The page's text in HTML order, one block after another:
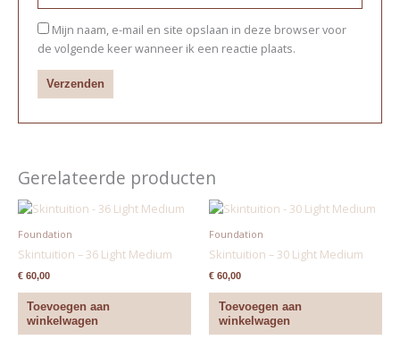
Mijn naam, e-mail en site opslaan in deze browser voor
de volgende keer wanneer ik een reactie plaats.
Gerelateerde producten
Foundation
Skintuition – 36 Light Medium
€60,00
Toevoegen aan
winkelwagen
Foundation
Skintuition – 30 Light Medium
€ 60,00
Toevoegen aan
winkelwagen